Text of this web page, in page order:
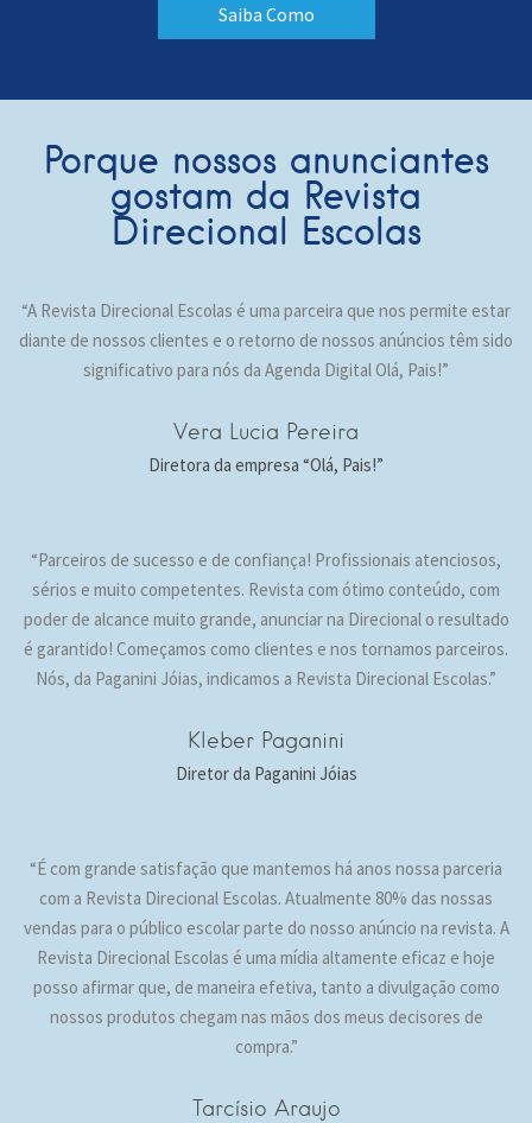
Saiba Como
Porque nossos anunciantes
gostam da Revista
Direcional Escolas
“A Revista Direcional Escolas é uma parceira que nos permite estar
diante de nossos clientes e o retorno de nossos anúncios têm sido
significativo para nós da Agenda Digital Olá, Pais!”
Vera Lucia Pereira
Diretora da empresa “Olá, Pais!”
“Parceiros de sucesso e de confiança! Profissionais atenciosos,
sérios e muito competentes. Revista com ótimo conteúdo, com
poder de alcance muito grande, anunciar na Direcional o resultado
é garantido! Começamos como clientes e nos tornamos parceiros.
Nós, da Paganini Jóias, indicamos a Revista Direcional Escolas.”
Kleber Paganini
Diretor da Paganini Jóias
“É com grande satisfação que mantemos há anos nossa parceria
com a Revista Direcional Escolas. Atualmente 80% das nossas
vendas para o público escolar parte do nosso anúncio na revista. A
Revista Direcional Escolas é uma mídia altamente eficaz e hoje
posso afirmar que, de maneira efetiva, tanto a divulgação como
nossos produtos chegam nas mãos dos meus decisores de
compra.”
Tarcísio Araujo